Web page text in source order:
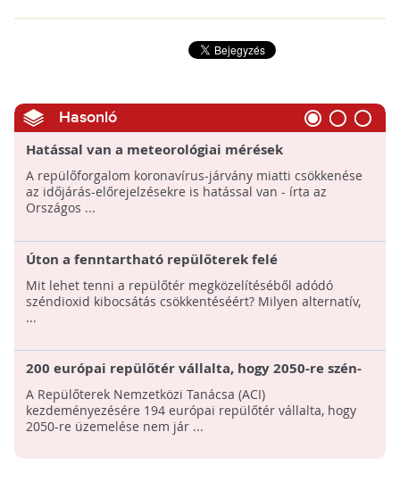
Hasonló
Hatással van a meteorológiai mérések
pontosságára a légi forgalom koronavírus miatti
csökkenése
A repülőforgalom koronavírus-járvány miatti csökkenése
az időjárás-előrejelzésekre is hatással van - írta az
Országos ...
Úton a fenntartható repülőterek felé
Mit lehet tenni a repülőtér megközelítéséből adódó
széndioxid kibocsátás csökkentéséért? Milyen alternatív,
...
200 európai repülőtér vállalta, hogy 2050-re szén-
dioxid-kibocsátás nélkül fog üzemelni
A Repülőterek Nemzetközi Tanácsa (ACI)
kezdeményezésére 194 európai repülőtér vállalta, hogy
2050-re üzemelése nem jár ...